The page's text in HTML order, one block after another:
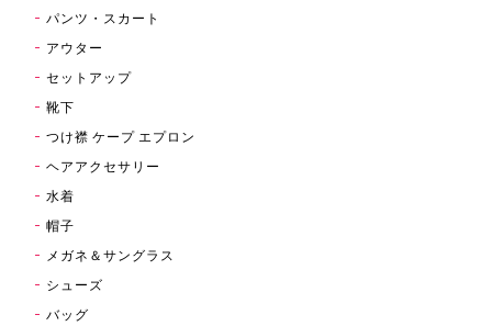
パンツ・スカート
アウター
セットアップ
靴下
つけ襟 ケープ エプロン
ヘアアクセサリー
水着
帽子
メガネ＆サングラス
シューズ
バッグ